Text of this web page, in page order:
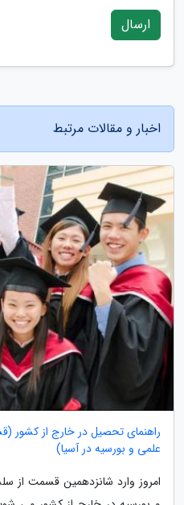
ارسال
اخبار و مقالات مرتبط
علمی و بورسیه در آسیا)
امروز وارد شانزدهمین قسمت از